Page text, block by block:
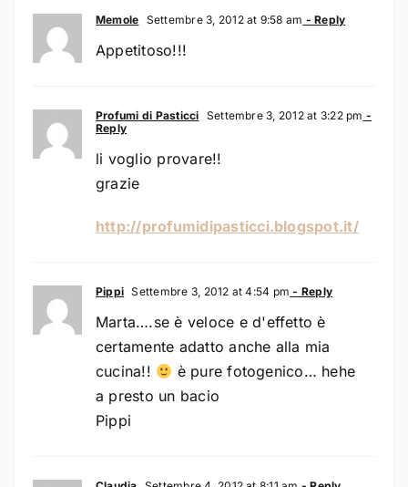
Memole Settembre 3, 2012 at 9:58 am - Reply
Appetitoso!!!
Profumi di Pasticci Settembre 3, 2012 at 3:22 pm -
Reply
li voglio provare!!
grazie
http://profumidipasticci.blogspot.it/
Pippi Settembre 3, 2012 at 4:54 pm - Reply
Marta….se è veloce e d'effetto è
certamente adatto anche alla mia
cucina!!
è pure fotogenico… hehe
a presto un bacio
Pippi